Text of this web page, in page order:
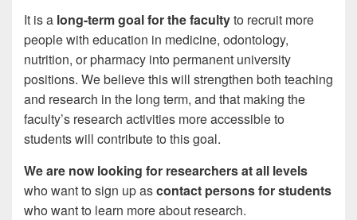
It is a long-term goal for the facultyto recruit more
people with education in medicine, odontology,
nutrition, or pharmacy into permanent university
positions. We believe this will strengthen both teaching
and research in the long term, and that making the
faculty’s research activities more accessible to
students will contribute to this goal.
We are now looking for researchers at all levels
who want to sign up ascontact persons for students
who want to learn more about research.